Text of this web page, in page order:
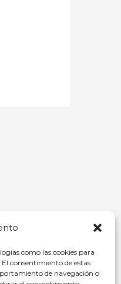
como las cookies para
consentimiento de estas
de navegación o
67 35600